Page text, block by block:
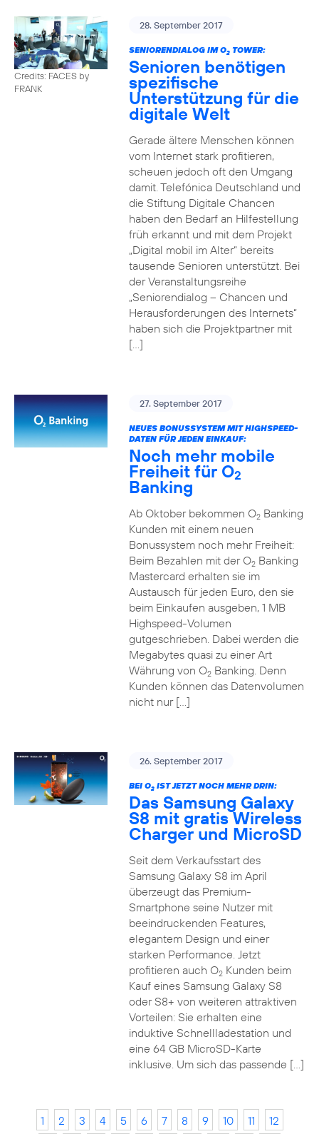
Credits: FACES by
FRANK
28. September 2017
SENIORENDIALOG IM O2TOWER:
Senioren benötigen
spezifische
Unterstützung für die
digitale Welt
Gerade ältere Menschen können
vom Internet stark profitieren,
scheuen jedoch oft den Umgang
damit. Telefónica Deutschland und
die Stiftung Digitale Chancen
haben den Bedarf an Hilfestellung
früh erkannt und mit dem Projekt
„Digital mobil im Alter“ bereits
tausende Senioren unterstützt. Bei
der Veranstaltungsreihe
„Seniorendialog – Chancen und
Herausforderungen des Internets“
haben sich die Projektpartner mit
[…]
27. September 2017
NEUES BONUSSYSTEM MIT HIGHSPEED-
DATEN FÜR JEDEN EINKAUF:
Noch mehr mobile
Freiheit für O2
Banking
Ab Oktober bekommen O2Banking
Kunden mit einem neuen
Bonussystem noch mehr Freiheit:
Beim Bezahlen mit der O2Banking
Mastercard erhalten sie im
Austausch für jeden Euro, den sie
beim Einkaufen ausgeben, 1 MB
Highspeed-Volumen
gutgeschrieben. Dabei werden die
Megabytes quasi zu einer Art
Währung von O2Banking. Denn
Kunden können das Datenvolumen
nicht nur […]
26. September 2017
BEI O2IST JETZT NOCH MEHR DRIN:
Das Samsung Galaxy
S8 mit gratis Wireless
Charger und MicroSD
Seit dem Verkaufsstart des
Samsung Galaxy S8 im April
überzeugt das Premium-
Smartphone seine Nutzer mit
beeindruckenden Features,
elegantem Design und einer
starken Performance. Jetzt
profitieren auch O2Kunden beim
Kauf eines Samsung Galaxy S8
oder S8+ von weiteren attraktiven
Vorteilen: Sie erhalten eine
induktive Schnellladestation und
eine 64 GB MicroSD-Karte
inklusive. Um sich das passende […]
1 2 3 4 5 6 7 8 9 10 11
12